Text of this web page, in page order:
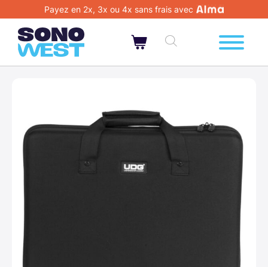
Payez en 2x, 3x ou 4x sans frais avec